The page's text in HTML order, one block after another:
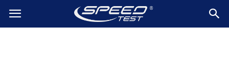
SpeedTest.pl